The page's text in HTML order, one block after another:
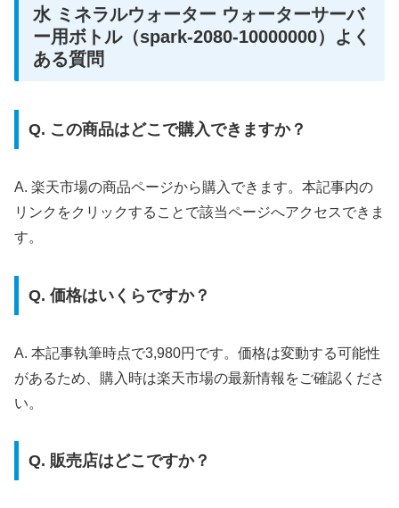
水 ミネラルウォーター ウォーターサーバ
ー用ボトル（spark-2080-10000000）よく
ある質問
Q. この商品はどこで購入できますか？
A. 楽天市場の商品ページから購入できます。本記事内の
リンクをクリックすることで該当ページへアクセスできま
す。
Q. 価格はいくらですか？
A. 本記事執筆時点で3,980円です。価格は変動する可能性
があるため、購入時は楽天市場の最新情報をご確認くださ
い。
Q. 販売店はどこですか？